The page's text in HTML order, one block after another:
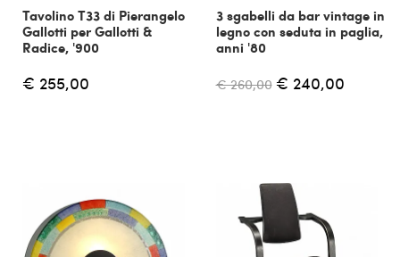
Tavolino T33 di Pierangelo
Gallotti per Gallotti &
Radice, '900
€ 255,00
3 sgabelli da bar vintage in
legno con seduta in paglia,
anni '80
€ 260,00 € 240,00